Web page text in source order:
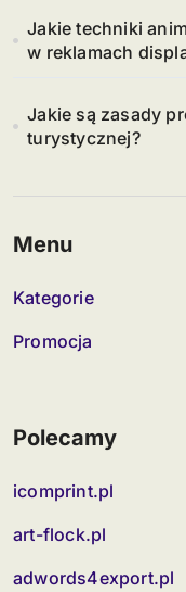
Jakie techniki
w reklamach
Jakie są zasady
turystycznej?
Menu
Kategorie
Promocja
Polecamy
icomprint.pl
art-flock.pl
adwords4export.pl